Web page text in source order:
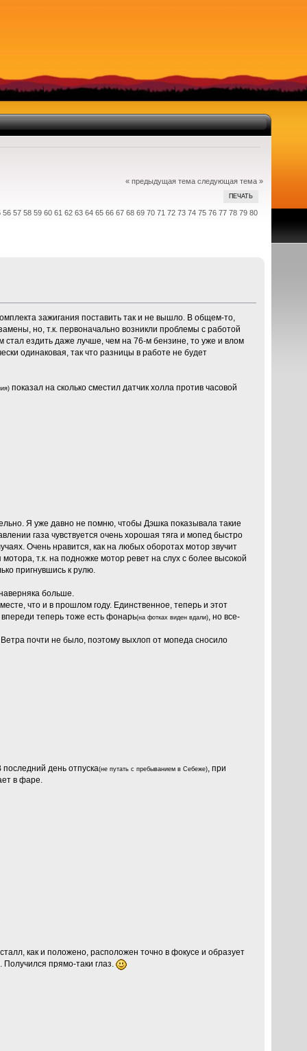
« предыдущая тема следующая тема »
ПЕЧАТЬ
56 57 58 59 60 61 62 63 64 65 66 67 68 69 70 71 72 73 74 75 76 77 78 79 80
зажигания поставить так и не вышло. В общем-то,
но, т.к. первоначально возникли проблемы с работой
ездить даже лучше, чем на 76-м бензине, то уже и влом
одинаковая, так что разницы в работе не будет
показал на сколько сместил датчик холла против часовой
Я уже давно не помню, чтобы Дэшка показывала такие
газа чувствуется очень хорошая тяга и мопед быстро
Очень нравится, как на любых оборотах мотор звучит
т.к. на подножке мотор ревет на слух с более высокой
пригнувшись к рулю.
больше.
что и в прошлом году. Единственное, теперь и этот
теперь тоже есть фонарь(на фотках виден вдали), но все-
почти не было, поэтому выхлоп от мопеда сносило
день отпуска(не путать с пребыванием в Себеже), при
в фаре.
как и положено, расположен точно в фокусе и образует
Получился прямо-таки глаз.